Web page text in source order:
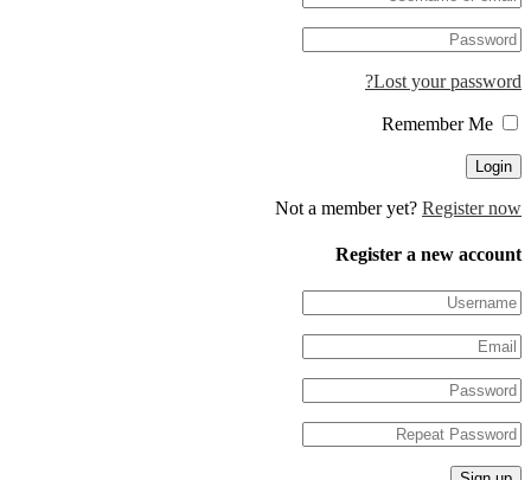
Lost your
Remember Me
Not a member yet?Register
Register a new